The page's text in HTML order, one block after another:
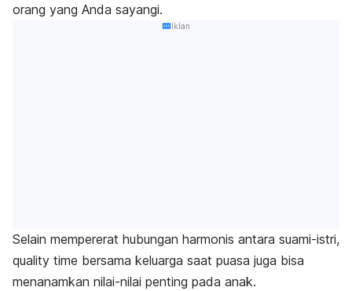
orang yang Anda sayangi.
Iklan
Selain mempererat hubungan harmonis antara suami-istri,
quality time bersama keluarga saat puasa juga bisa
menanamkan nilai-nilai penting pada anak.